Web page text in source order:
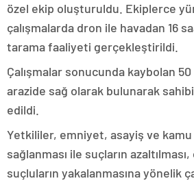
özel ekip oluşturuldu. Ekiplerce
çalışmalarda dron ile havadan 16
tarama faaliyeti gerçekleştirildi.
Çalışmalar sonucunda kaybolan
arazide sağ olarak bulunarak sahibi
edildi.
Yetkililer, emniyet, asayiş ve
sağlanması ile suçların
suçluların yakalanmasına yönelik